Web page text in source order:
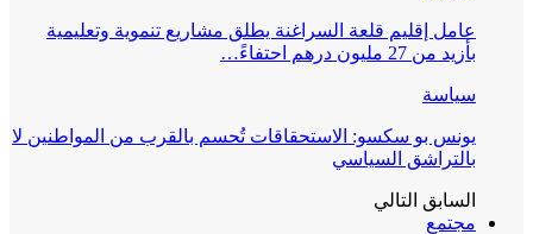
عامل إقليم قلعة السراغنة يطلق مشاريع تنموية وتعليمية
بأزيد من 27 مليون درهم احتفاءً…
سياسة
يونس بو سكسو: الاستحقاقات تُحسم بالقرب من المواطنين لا
بالتراشق السياسي
السابق التالي
مجتمع